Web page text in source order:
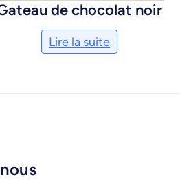
de chocolat noir
Lire la suite